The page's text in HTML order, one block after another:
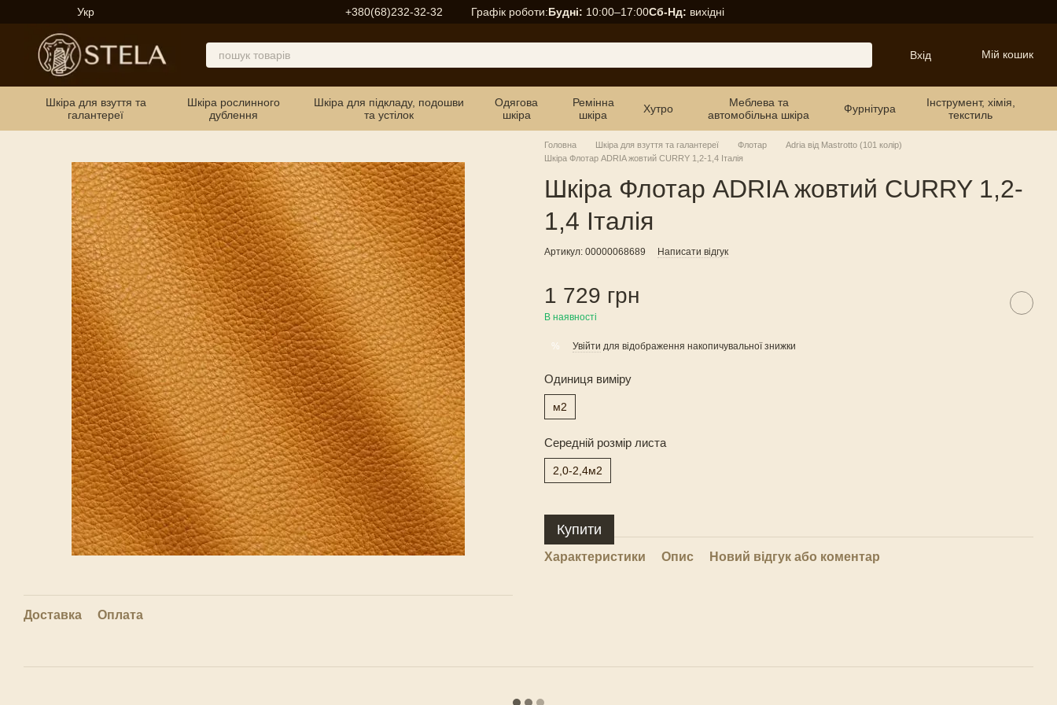
Перейти до основного контенту
Укр +380(68)232-32-32 Графік роботи:Будні: 10:00–17:00Сб-Нд: вихідні
Вхід Мій кошик
Шкіра для взуття та
галантереї
Шкіра рослинного
дублення
Шкіра для підкладу, подошви
та устілок
Одягова
шкіра
Ремінна
шкіра
Хутро
Меблева та
автомобільна шкіра
Фурнітура
Інструмент, хімія,
текстиль
Доставка Оплата
Головна Шкіра для взуття та галантереї Флотар
Adria від Mastrotto (101 колір)
Шкіра Флотар ADRIA жовтий CURRY 1,2-1,4 Італія
Шкіра Флотар ADRIA жовтий CURRY 1,2-
1,4 Італія
Артикул: 00000068689 Написати відгук
1 729 грн
В наявності
% Увійти для відображення накопичувальної знижки
Одиниця виміру
м2
Середній розмір листа
2,0-2,4м2
Купити
Характеристики Опис Новий відгук або коментар